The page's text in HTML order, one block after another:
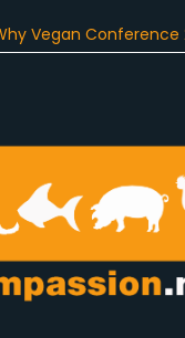
Conference 2024:…